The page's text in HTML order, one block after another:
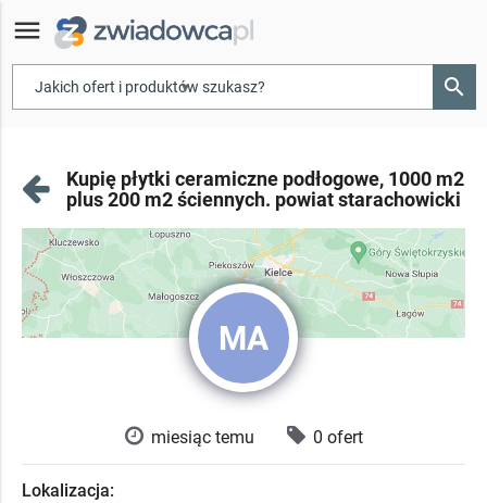
menu
▾ search
Kupię płytki ceramiczne podłogowe, 1000 m2
plus 200 m2 ściennych. powiat starachowicki
MA
miesiąc temu 0 ofert
Lokalizacja: